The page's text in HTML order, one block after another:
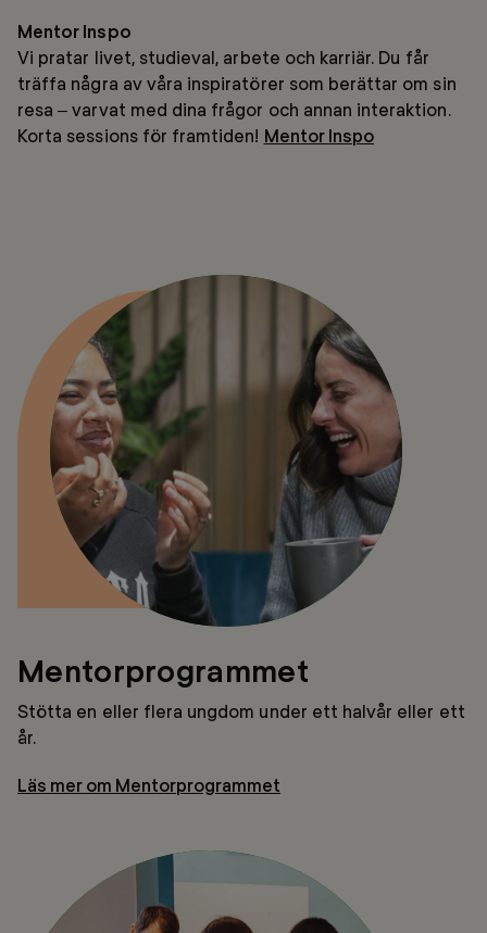
Mentor Inspo
Vi pratar livet, studieval, arbete och karriär. Du får
träffa några av våra inspiratörer som berättar om sin
resa – varvat med dina frågor och annan interaktion.
Korta sessions för framtiden! Mentor Inspo
Mentorprogrammet
Stötta en eller flera ungdom under ett halvår eller ett
år.
Läs mer om Mentorprogrammet